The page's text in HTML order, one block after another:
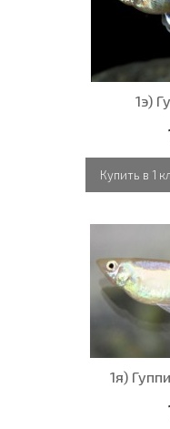
1э)
Купить в 1
1я)